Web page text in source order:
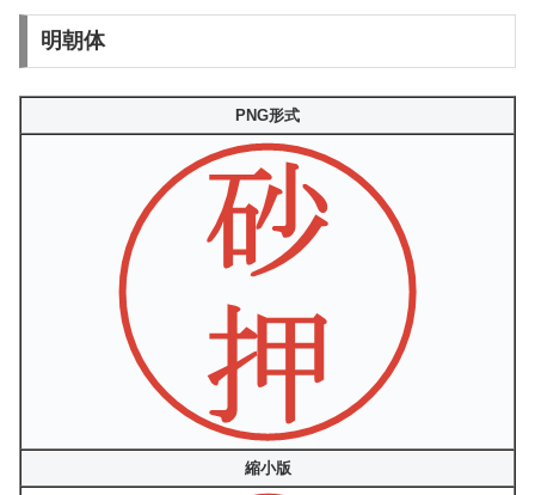
明朝体
PNG形式
縮小版